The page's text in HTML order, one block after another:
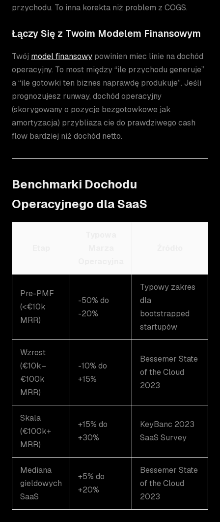
przychodu. To inna korekta niż problem z COGS.
Łączy Się z Twoim Modelem Finansowym
Twój model finansowy powinien miec linie na dochód
operacyjny. To most między “ile przychodu generuje”
a “ile gotowki ten biznes naprawdę produkuje”. Jeśli
prognozujesz runway, dochód operacyjny
(skorygowany o pozycje bezgotowkowe jak
amortyzacja) przybliaza cie do prawdziwego cash
flow bardziej niż dochód netto.
Benchmarki Dochodu
Operacyjnego dla SaaS
Pre-PMF
(<€10k
MRR)
-50% do
-20%
Typowy zakres
dla
bootstrapped
startupów
Wzrost
(€10k–
€100k
MRR)
-10% do
+15%
Bessemer State
of the Cloud
2023
Skala
(€100k+
MRR)
+15% do
+30%
KeyBanc 2023
SaaS Survey
Mediana
gieldowych
SaaS
+5% do
+20%
Bessemer State
of the Cloud
2023